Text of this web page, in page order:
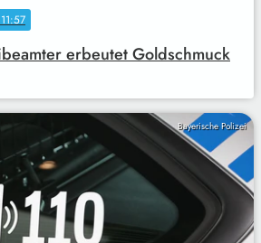
erbeutet Goldschmuck
Bayerische Polizei